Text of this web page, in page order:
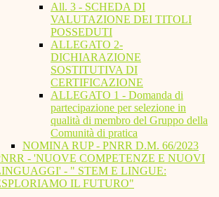
All. 3 - SCHEDA DI
VALUTAZIONE DEI TITOLI
POSSEDUTI
ALLEGATO 2-
DICHIARAZIONE
SOSTITUTIVA DI
CERTIFICAZIONE
ALLEGATO 1 - Domanda di
partecipazione per selezione in
qualità di membro del Gruppo della
Comunità di pratica
NOMINA RUP - PNRR D.M. 66/2023
- 'NUOVE COMPETENZE E NUOVI
- " STEM E LINGUE:
IL FUTURO"